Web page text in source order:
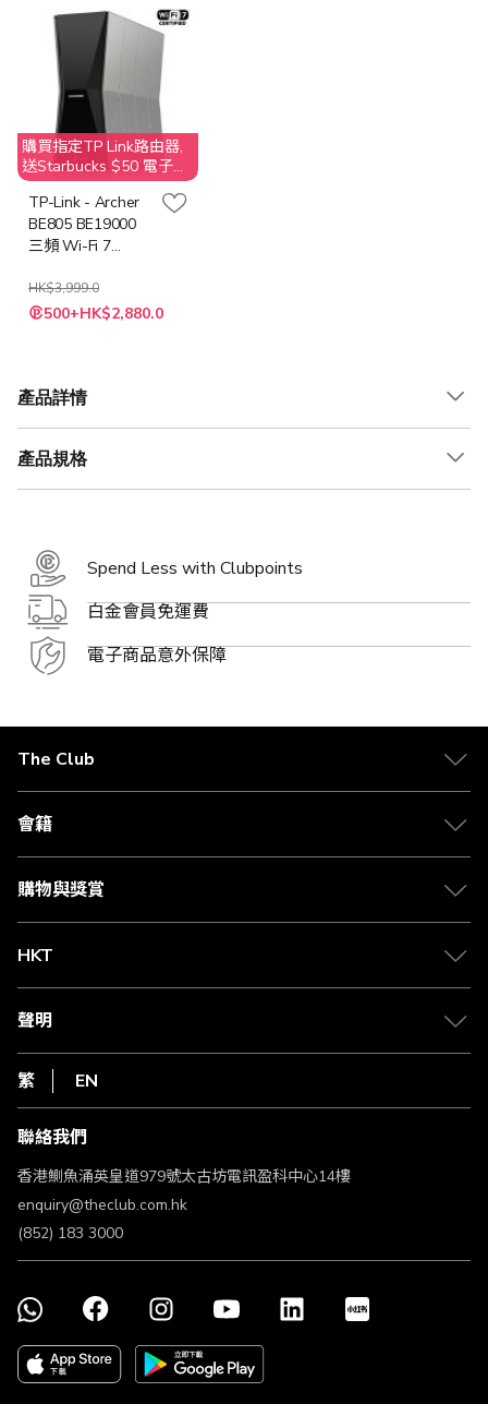
購買指定TP Link路由器,
送Starbucks $50 電子換
領券. 不接受取消訂單；
客人需要退還贈品
Starbucks $50 之價值
TP-Link - Archer
BE805 BE19000
三頻 Wi-Fi 7
HK$3,999.0
特 500+HK$2,880.0
產品詳情
產品規格
Spend Less with Clubpoints
白金會員免運費
電子商品意外保障
The Club
關於 The Club
合作夥伴
媒體中心
會籍
會籍及專屬禮遇
賺取積分
購物與獎賞
物流與配送
Club Shopping 商品領取站
常見問題
HKT
csl.
1010
HKT
聲明
私隱聲明
使用條款
條款及細則
不歧視及不騷擾聲明
認可牌照及通告
繁 EN
聯絡我們
香港鰂魚涌英皇道979號太古坊電訊盈科中心14樓
enquiry@theclub.com.hk
(852) 183 3000